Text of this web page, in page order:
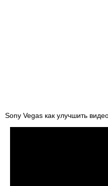
Sony Vegas как улучшить